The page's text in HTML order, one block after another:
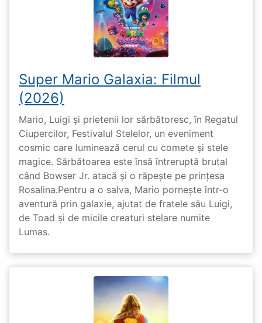
Super Mario Galaxia: Filmul
(2026)
Mario, Luigi și prietenii lor sărbătoresc, în Regatul
Ciupercilor, Festivalul Stelelor, un eveniment
cosmic care luminează cerul cu comete și stele
magice. Sărbătoarea este însă întreruptă brutal
când Bowser Jr. atacă și o răpește pe prinţesa
Rosalina.Pentru a o salva, Mario pornește într-o
aventură prin galaxie, ajutat de fratele său Luigi,
de Toad și de micile creaturi stelare numite
Lumas.